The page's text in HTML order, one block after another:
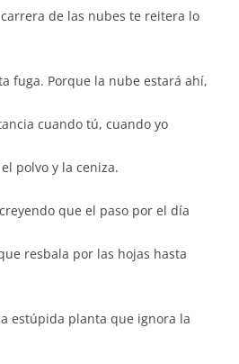
de las nubes te reitera lo
fuga. Porque la nube estará ahí,
cuando tú, cuando yo
polvo y la ceniza.
que el paso por el día
resbala por las hojas hasta
estúpida planta que ignora la